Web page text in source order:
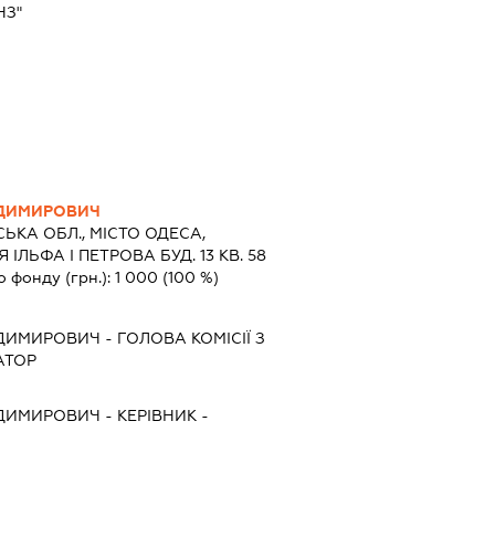
ОБЛ., МІСТО ОДЕСА,
І ПЕТРОВА БУД. 13 КВ. 58
фонду (грн.): 1 000 (100 %)
- ГОЛОВА КОМІСІЇ З
- КЕРІВНИК -